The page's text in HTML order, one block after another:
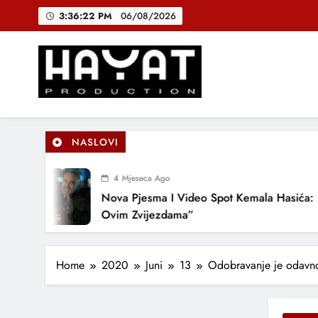
3:36:23 PM 06/08/2026
Hayat Production
Promocija domaće muzike
NASLOVI
4 Mjeseca Ago
Nova Pjesma I Video Spot Kemala Hasića:
Ovim Zvijezdama”
Home 2020 Juni 13 Odobravanje je